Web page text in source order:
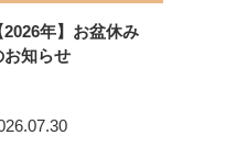
2026年】お盆休み
お知らせ